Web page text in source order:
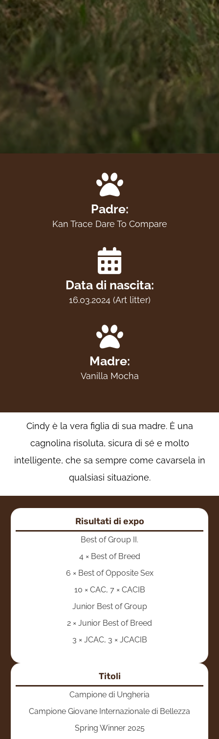
Padre:
Kan Trace Dare To Compare
Data di nascita:
16.03.2024 (Art litter)
Madre:
Vanilla Mocha
Cindy è la vera figlia di sua madre. È una
cagnolina risoluta, sicura di sé e molto
intelligente, che sa sempre come cavarsela in
qualsiasi situazione.
Risultati di expo
Best of Group II.
4 × Best of Breed
6 × Best of Opposite Sex
10 × CAC, 7 × CACIB
Junior Best of Group
2 × Junior Best of Breed
3 × JCAC, 3 × JCACIB
Titoli
Campione di Ungheria
Campione Giovane Internazionale di Bellezza
Spring Winner 2025